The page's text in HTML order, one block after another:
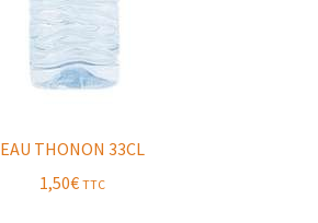
EAU THONON 33CL
1,50€ TTC